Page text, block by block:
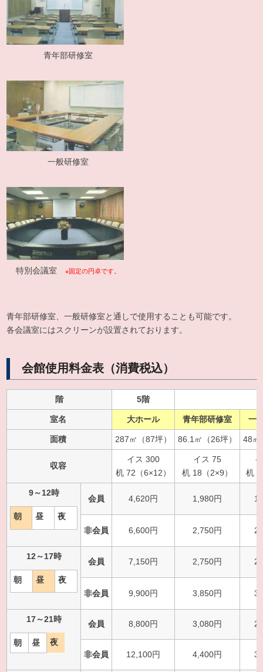
青年部研修室
一般研修室
特別会議室※固定の円卓です。
青年部研修室、一般研修室と通しで使用することも可能です。
各会議室にはスクリーンが設置されております。
会館使用料金表（消費税込）
階 5階
室名 大ホール 青年部研修室 一
面積 287㎡（87坪） 86.1㎡（26坪） 48㎡
収容
イス 300
机 72（6×12）
イス 75
机 18（2×9）
机
9～12時
朝 昼 夜
会員 4,620円 1,980円
非会員 6,600円 2,750円
12～17時
朝 昼 夜
会員 7,150円 2,750円
非会員 9,900円 3,850円
17～21時
朝 昼 夜
会員 8,800円 3,080円
非会員 12,100円 4,400円